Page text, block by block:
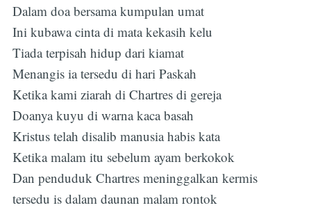
Dalam doa bersama kumpulan umat
Ini kubawa cinta di mata kekasih kelu
Tiada terpisah hidup dari kiamat
Menangis ia tersedu di hari Paskah
Ketika kami ziarah di Chartres di gereja
Doanya kuyu di warna kaca basah
Kristus telah disalib manusia habis kata
Ketika malam itu sebelum ayam berkokok
Dan penduduk Chartres meninggalkan kermis
tersedu is dalam daunan malam rontok